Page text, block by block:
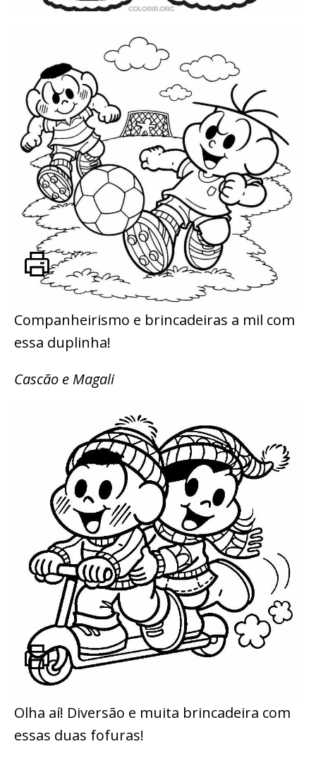
Companheirismo e brincadeiras a mil com
essa duplinha!
Cascão e Magali
Olha aí! Diversão e muita brincadeira com
essas duas fofuras!